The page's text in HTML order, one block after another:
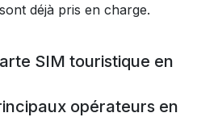
déjà pris en charge.
SIM touristique en
opérateurs en